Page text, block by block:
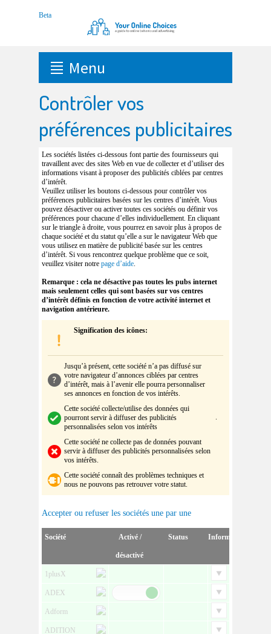
Menu
Contrôler vos
préférences publicitaires
Les sociétés listées ci-dessous font partie des fournisseurs qui
travaillent avec des sites Web en vue de collecter et d’utiliser des
informations visant à proposer des publicités ciblées par centres
d’intérêt.
Veuillez utiliser les boutons ci-dessous pour contrôler vos
préférences publicitaires basées sur les centres d’intérêt. Vous
pouvez désactiver ou activer toutes ces sociétés ou définir vos
préférences pour chacune d’elles individuellement. En cliquant
sur le triangle à droite, vous pourrez en savoir plus à propos de
chaque société et du statut qu’elle a sur le navigateur Web que
vous utilisez en matière de publicité basée sur les centres
d’intérêt. Si vous rencontrez quelque problème que ce soit,
veuillez visiter notre page d’aide.
Remarque : cela ne désactive pas toutes les pubs internet
mais seulement celles qui sont basées sur vos centres
d’intérêt définis en fonction de votre activité internet et
navigation antérieure.
Signification des icônes:
Jusqu’à présent, cette société n’a pas diffusé sur
votre navigateur d’annonces ciblées par centres
d’intérêt, mais à l’avenir elle pourra personnaliser
ses annonces en fonction de vos intérêts.
Cette société collecte/utilise des données qui
pourront servir à diffuser des publicités
personnalisées selon vos intérêts
.
Cette société ne collecte pas de données pouvant
servir à diffuser des publicités personnalisées selon
vos intérêts.
Cette société connaît des problèmes techniques et
nous ne pouvons pas retrouver votre statut.